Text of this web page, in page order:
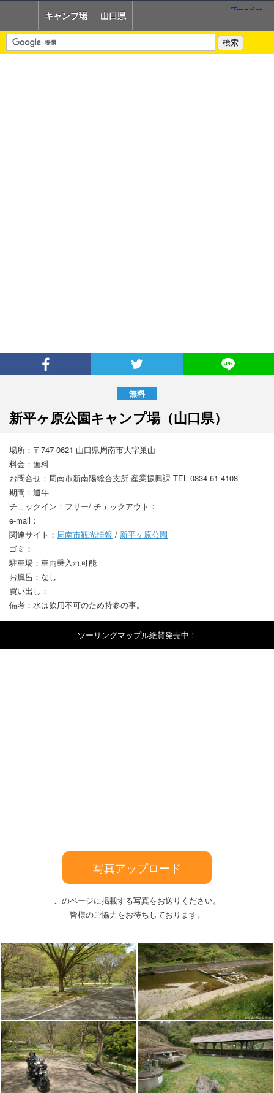
キャンプ場 山口県
新平ヶ原公園キャンプ場（山口県）
場所：〒747-0621 山口県周南市大字巣山
料金：無料
お問合せ：周南市新南陽総合支所 産業振興課 TEL 0834-61-4108
期間：通年
チェックイン：フリー/ チェックアウト：
e-mail：
関連サイト： 周南市観光情報 / 新平ヶ原公園
ゴミ：
駐車場：車両乗入れ可能
お風呂：なし
買い出し：
備考：水は飲用不可のため持参の事。
ツーリングマップル絶賛発売中！
写真アップロード
このページに掲載する写真をお送りください。
皆様のご協力をお待ちしております。